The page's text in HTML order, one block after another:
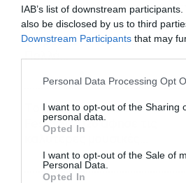
IAB’s list of downstream
also be disclosed by us to third
Downstream Participants that may
Please note that this website/app
not limited to your visit or usage
grant or deny consent to Google
use your data for below specified
consent section.
Personal Data Processing Opt
I want to opt-out of the Sharing
personal data.
Opted In
I want to opt-out of the Sale of
Personal Data.
Opted In
Εορτολόγιο 6-8: Ποιοι
γιορτάζουν σήμερα; Χρόνια
Πολλά…
Το Release Athens
Festival 2026 άφησε τις
καλύτερες μουσικές
αναμνήσεις
05/08/2026 21:23